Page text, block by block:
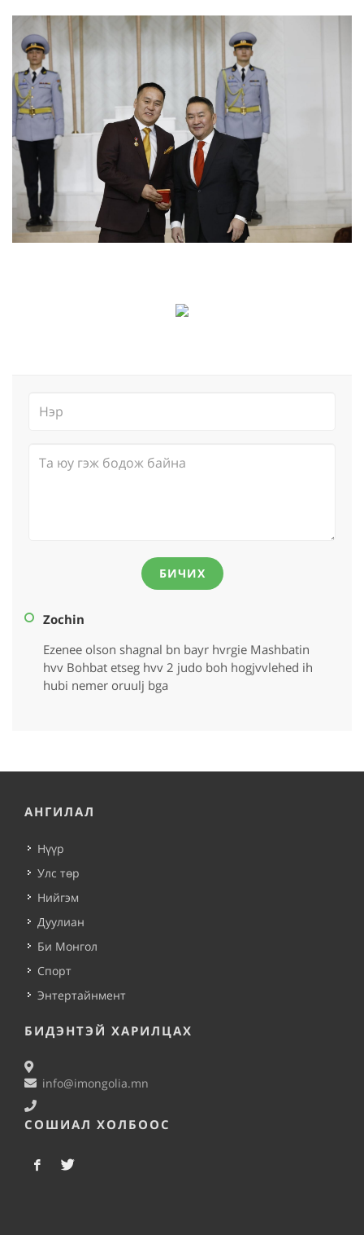
БИЧИХ
Zochin
Ezenee olson shagnal bn bayr hvrgie Mashbatin
hvv Bohbat etseg hvv 2 judo boh hogjvvlehed ih
hubi nemer oruulj bga
АНГИЛАЛ
Нүүр
Улс төр
Нийгэм
Дуулиан
Би Монгол
Спорт
Энтертайнмент
БИДЭНТЭЙ ХАРИЛЦАХ
info@imongolia.mn
СОШИАЛ ХОЛБООС